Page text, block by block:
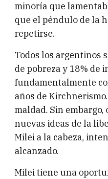
minoría que
que el péndulo de la
repetirse.
Todos los argentinos
de pobreza y 18% de
fundamentalmente
años de
maldad. Sin embargo,
nuevas ideas de la
Milei a la cabeza,
alcanzado.
Milei tiene una